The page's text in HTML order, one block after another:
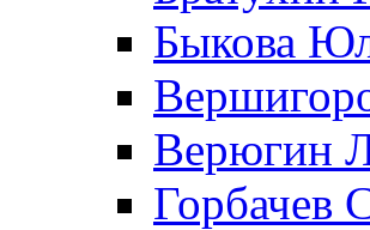
Быкова
Верюгин
Горбачев